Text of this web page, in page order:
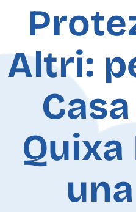
Altri: